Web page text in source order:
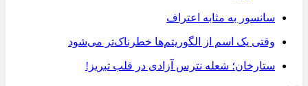
سانسور به مثابه اعتراف
وقتی یک اسم از الگوریتم‌ها خطرناک‌تر می‌شود
ستارخان؛ شعله نترس آزادی در قلب تبریز!